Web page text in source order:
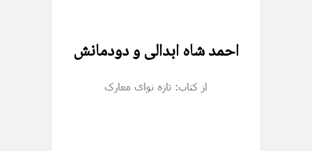
احمد شاه ابدالی و دودمانش
از کتاب: تازه نوای معارک